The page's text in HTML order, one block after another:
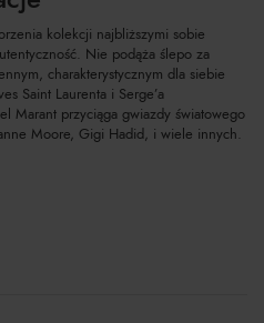
kolekcji najbliższymi sobie
Nie podąża ślepo za
charakterystycznym dla siebie
Saint Laurenta i Serge’a
Marant przyciąga gwiazdy światowego
Moore, Gigi Hadid, i wiele innych.